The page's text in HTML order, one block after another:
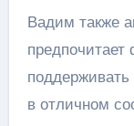
Вадим также
в отличном